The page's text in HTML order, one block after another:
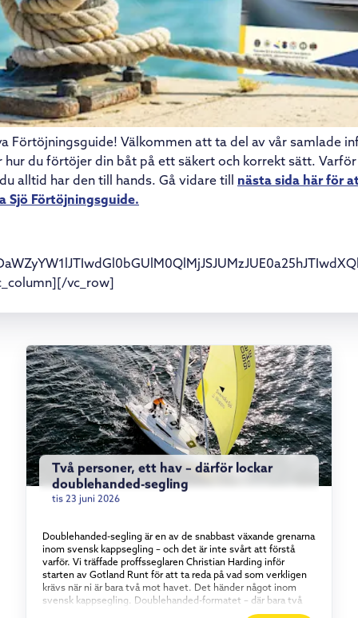
Förtöjningsguide! Välkommen att ta del av vår samlade
hur du förtöjer din båt på ett säkert och korrekt sätt.
alltid har den till hands. Gå vidare till nästa sida här för
Sjö Förtöjningsguide.
vc_row]
Två personer, ett hav – därför lockar
doublehanded-segling
tis 23 juni 2026
Doublehanded-segling är en av de snabbast växande grenarna
inom svensk kappsegling – och det är inte svårt att förstå
varför. Vi träffade proffsseglaren Christian Harding inför
starten av Gotland Runt för att ta reda på vad som verkligen
krävs när ni är bara två mot havet. Det händer något inom
svensk kappsegling. Doublehanded-formatet – där bara två
personer bemannar båten – har vuxit stadigt under det